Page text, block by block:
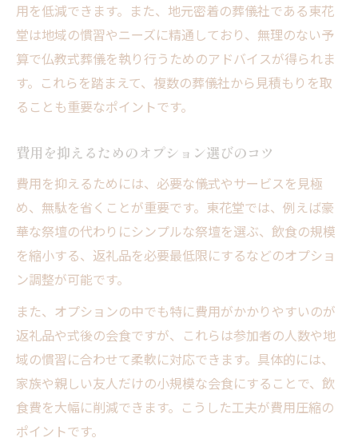
用を低減できます。また、地元密着の葬儀社である東花
堂は地域の慣習やニーズに精通しており、無理のない予
算で仏教式葬儀を執り行うためのアドバイスが得られま
す。これらを踏まえて、複数の葬儀社から見積もりを取
ることも重要なポイントです。
費用を抑えるためのオプション選びのコツ
費用を抑えるためには、必要な儀式やサービスを見極
め、無駄を省くことが重要です。東花堂では、例えば豪
華な祭壇の代わりにシンプルな祭壇を選ぶ、飲食の規模
を縮小する、返礼品を必要最低限にするなどのオプショ
ン調整が可能です。
また、オプションの中でも特に費用がかかりやすいのが
返礼品や式後の会食ですが、これらは参加者の人数や地
域の慣習に合わせて柔軟に対応できます。具体的には、
家族や親しい友人だけの小規模な会食にすることで、飲
食費を大幅に削減できます。こうした工夫が費用圧縮の
ポイントです。